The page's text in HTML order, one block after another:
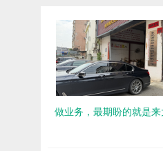
做业务，最期盼的就是